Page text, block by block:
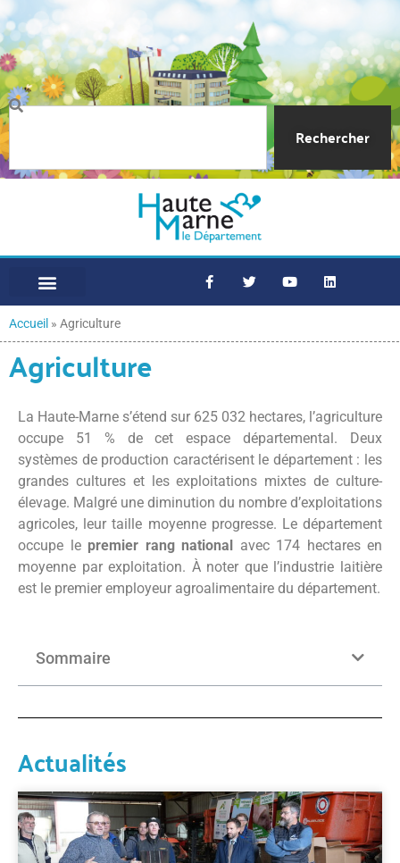
Rechercher
Accueil » Agriculture
Agriculture
La Haute-Marne s’étend sur 625 032 hectares, l’agriculture
occupe 51 % de cet espace départemental. Deux
systèmes de production caractérisent le département : les
grandes cultures et les exploitations mixtes de culture-
élevage. Malgré une diminution du nombre d’exploitations
agricoles, leur taille moyenne progresse. Le département
occupe le premier rang national
avec 174 hectares en
moyenne par exploitation. À noter que l’industrie laitière
est le premier employeur agroalimentaire du département.
Sommaire
Actualités